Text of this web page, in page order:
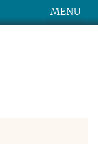
MENU